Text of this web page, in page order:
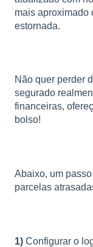
mais aproximado
estornada.
Não quer perder
segurado
financeiras,
bolso!
Abaixo, um
parcelas
1) Configurar o